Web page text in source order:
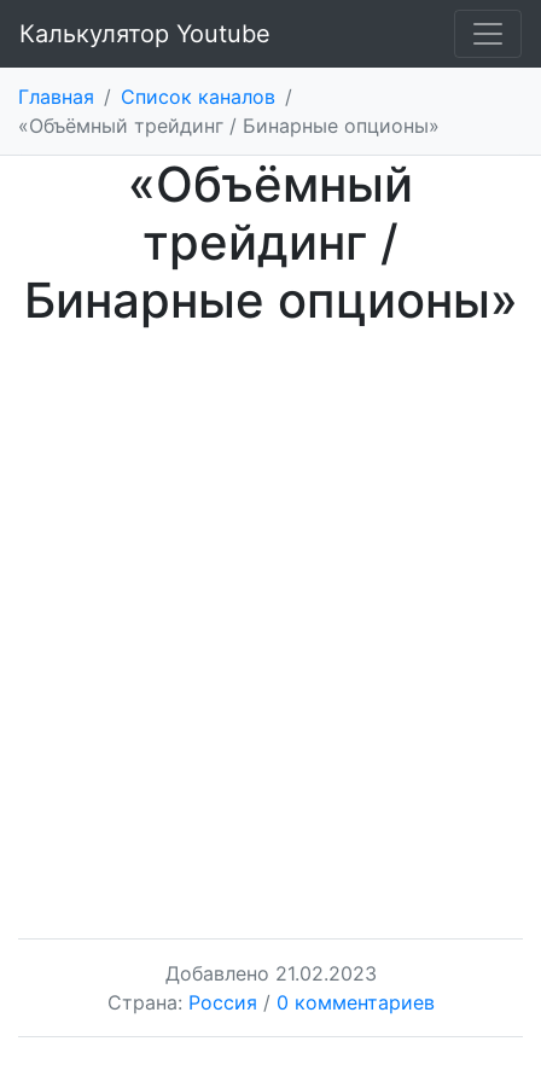
Калькулятор Youtube
Главная / Список каналов /
«Объёмный трейдинг / Бинарные опционы»
«Объёмный
трейдинг /
Бинарные опционы»
Добавлено 21.02.2023
Страна: Россия / 0 комментариев